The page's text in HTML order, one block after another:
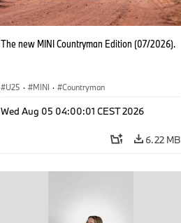
The new MINI Countryman Edition (07/2026).
U25 · MINI · Countryman
Wed Aug 05 04:00:01 CEST 2026
6.22 MB